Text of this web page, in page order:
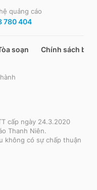
quảng cáo
780 404
soạn Chính sách bảo
cấp ngày 24.3.2020
Thanh Niên.
không có sự chấp thuận